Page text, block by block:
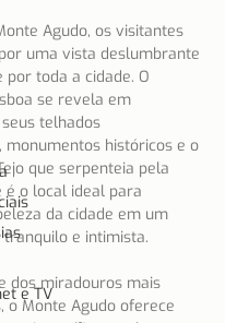
e TV
Agudo, os visitantes
uma vista deslumbrante
por toda a cidade. O
se revela em
telhados
monumentos históricos e o
que serpenteia pela
é o local ideal para
da cidade em um
e intimista.
dos miradouros mais
o Monte Agudo oferece